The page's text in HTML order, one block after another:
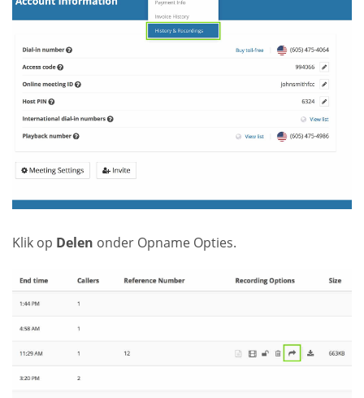
Klik op Delen onder Opname Opties.